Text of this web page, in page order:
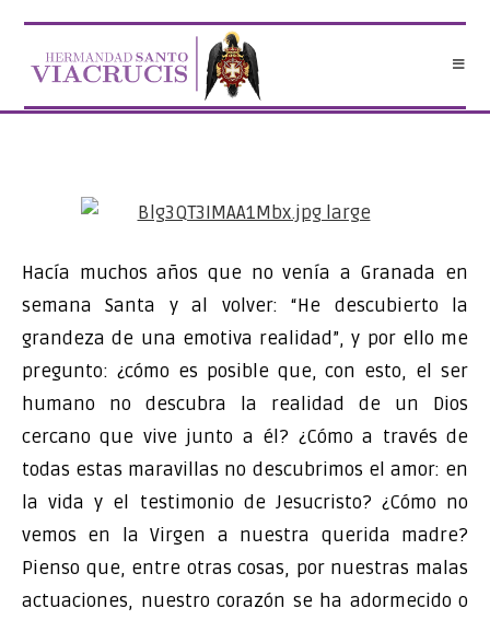
contenido
Hacía muchos años que no venía a Granada en
semana Santa y al volver: “He descubierto la
grandeza de una emotiva realidad”, y por ello me
pregunto: ¿cómo es posible que, con esto, el ser
humano no descubra la realidad de un Dios
cercano que vive junto a él? ¿Cómo a través de
todas estas maravillas no descubrimos el amor: en
la vida y el testimonio de Jesucristo? ¿Cómo no
vemos en la Virgen a nuestra querida madre?
Pienso que, entre otras cosas, por nuestras malas
actuaciones, nuestro corazón se ha adormecido o